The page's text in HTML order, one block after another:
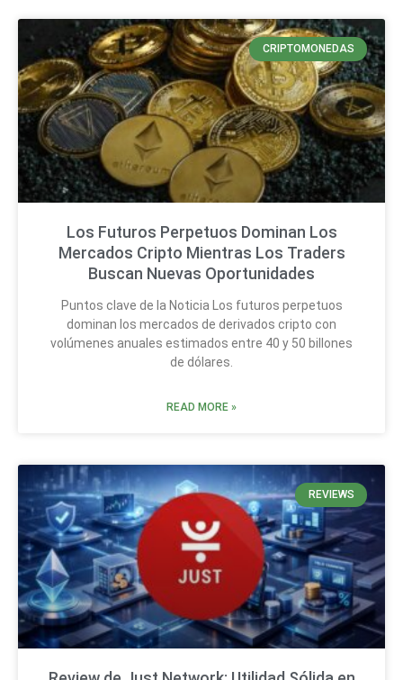
CRIPTOMONEDAS
Los Futuros Perpetuos Dominan Los
Mercados Cripto Mientras Los Traders
Buscan Nuevas Oportunidades
Puntos clave de la Noticia Los futuros perpetuos
dominan los mercados de derivados cripto con
volúmenes anuales estimados entre 40 y 50 billones
de dólares.
READ MORE »
REVIEWS